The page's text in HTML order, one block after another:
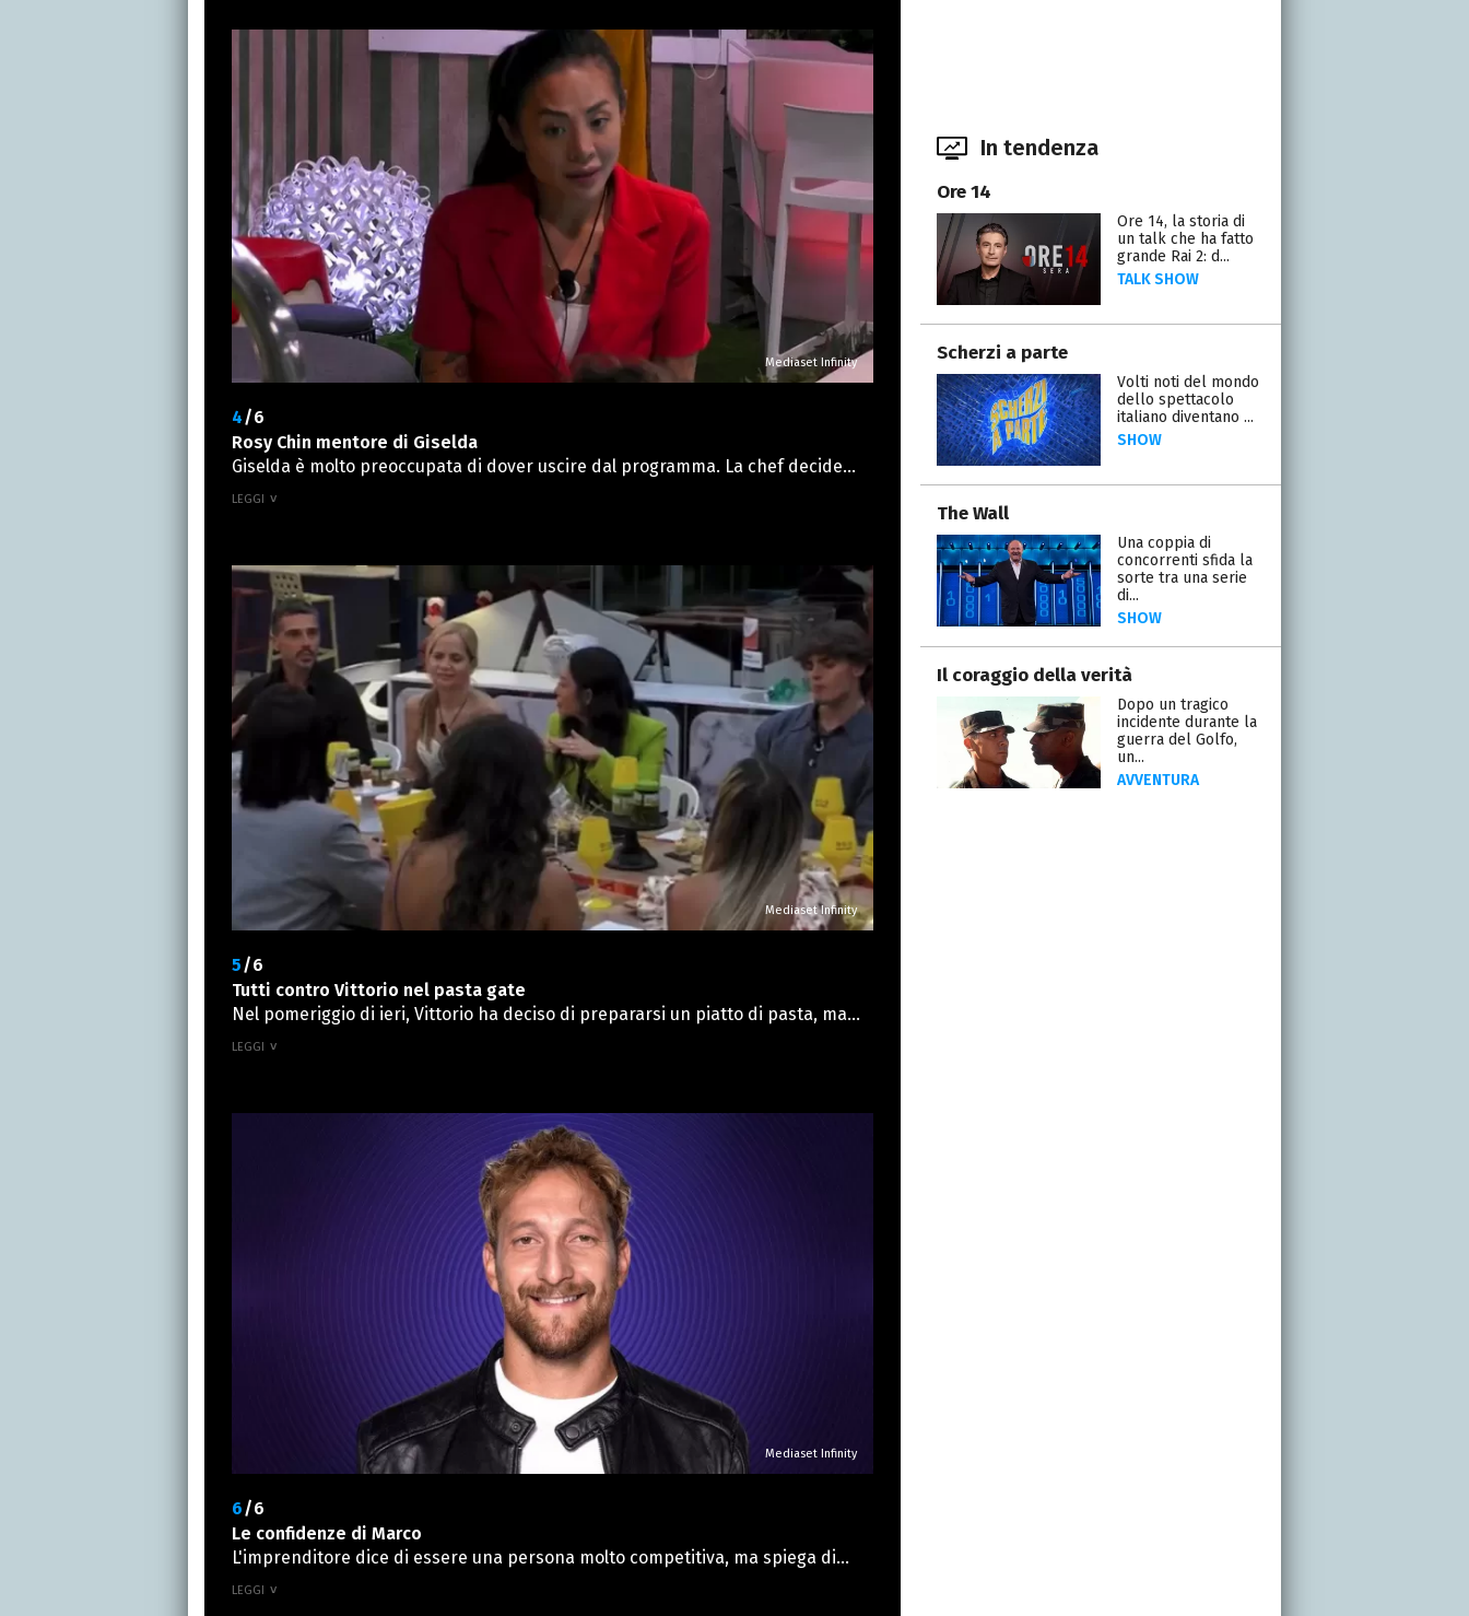
me non lo è. Lei secondo me ha il fisico più bello. Ma Heidi è più donna, più
sexy". Poi l'ammissione: "Personalmente, di testa, per me la più bella è Letizia.
Invece a livello oggettivo la più bella è Samira". Insomma, chissà se Letizia
Mediaset Infinity
4/6
Rosy Chin mentore di Giselda
Giselda è molto preoccupata di dover uscire dal programma. La chef decide
quindi di supportarla dicendo che comprende le preoccupazioni della sua
esci. Sei entrata qui, pensa a questa esperienza. Non pensare adesso alle
montagne”.
Mediaset Infinity
5/6
Tutti contro Vittorio nel pasta gate
Nel pomeriggio di ieri, Vittorio ha deciso di prepararsi un piatto di pasta, ma
Anita lo ha fermato: “Ma che stai facendo?”, dicendo che quella pasta era per
mangi lasciata ad Alex, basta che non la dai a Vittorio”. L'attore ha detto che
non avrebbe voluto dargliela :“Per principio”. Quanto accaduto nella Casa ha
fatto arrabbiare il web. Tutti accusa gli inquilini di andare contro Vittorio in sua
assenza, e di isolarlo dal resto del gruppo.
Mediaset Infinity
6/6
Le confidenze di Marco
L'imprenditore dice di essere una persona molto competitiva, ma spiega di
aver cambiato atteggiamento nel momento in cui ha capito che questo suo
In tendenza
Ore 14
Ore 14, la storia di
un talk che ha fatto
grande Rai 2: d...
TALK SHOW
Scherzi a parte
Volti noti del mondo
dello spettacolo
italiano diventano ...
SHOW
The Wall
Una coppia di
concorrenti sfida la
sorte tra una serie
di...
SHOW
Il coraggio della verità
Dopo un tragico
incidente durante la
guerra del Golfo,
un...
AVVENTURA